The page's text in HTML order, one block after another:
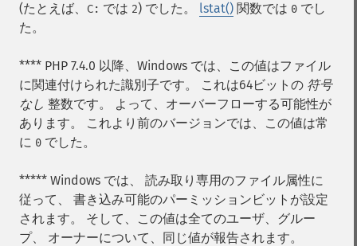
(たとえば、
C: では 2) でした。 lstat() 関数では 0 でし
た。
**** PHP 7.4.0 以降、Windows では、この値はファイル
に関連付けられた識別子です。 これは64ビットの 符号
なし 整数です。 よって、オーバーフローする可能性が
あります。 これより前のバージョンでは、この値は常
に 0 でした。
***** Windows では、 読み取り専用のファイル属性に
従って、 書き込み可能のパーミッションビットが設定
されます。 そして、この値は全てのユーザ、グルー
プ、 オーナーについて、同じ値が報告されます。